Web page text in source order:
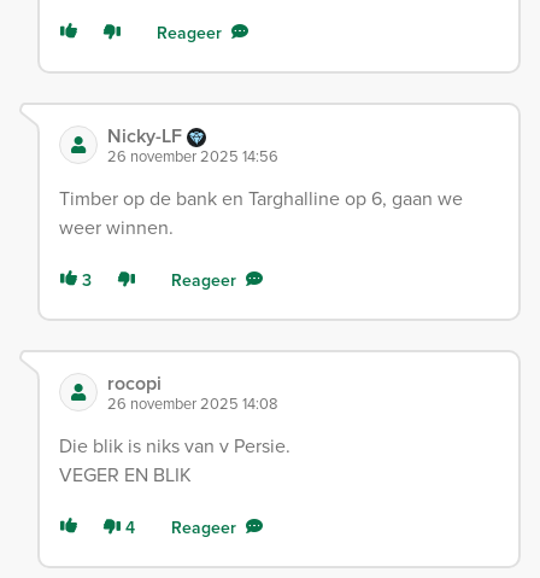
Reageer
Nicky-LF
26 november 2025 14:56
Timber op de bank en Targhalline op 6, gaan we
weer winnen.
3 Reageer
rocopi
26 november 2025 14:08
Die blik is niks van v Persie.
VEGER EN BLIK
4 Reageer